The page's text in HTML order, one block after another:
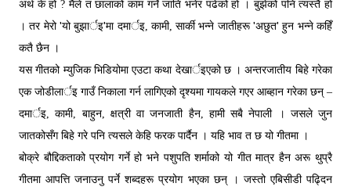
अर्थ के हो ? मैले त छालाको काम गर्ने जाति भनेर पढेको हो । बुझेको पनि त्यस्तै हो
। तर मेरो 'यो बुझार्इ'मा दमार्इ, कामी, सार्की भन्ने जातीहरू'अछुत' हुन भन्ने कहिँ
कतै छैन ।
यस गीतको म्युजिक भिडियोमा एउटा कथा देखार्इएको छ । अन्तरजातीय बिहे गरेका
एक जोडीलार्इ गाउँ निकाला गर्न लागिएको दृश्यमा गायकले गएर आब्हान गरेका छन् –
दमार्इ, कामी, बाहुन, क्षत्री वा जनजाती हैन, हामी सबै नेपाली । जसले जुन
जातकोसँग बिहे गरे पनि त्यसले केहि फरक पार्दैन । यहि भाव त छ यो गीतमा ।
बोक्रे बौद्दिकताको प्रयोग गर्ने हो भने पशुपति शर्माको यो गीत मात्र हैन अरू थुप्रै
गीतमा आपत्ति जनाउनु पर्ने शब्दहरू प्रयोग भएका छन् । जस्तो एबिसीडी पढ्दिन